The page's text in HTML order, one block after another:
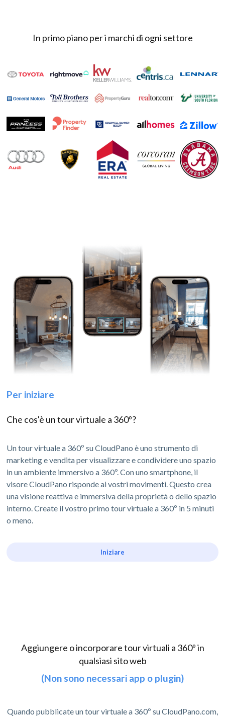
In primo piano per i marchi di ogni settore
Per iniziare
Che cos'è un tour virtuale a 360º?
Un tour virtuale a 360º su CloudPano è uno strumento di
marketing e vendita per visualizzare e condividere uno spazio
in un ambiente immersivo a 360º. Con uno smartphone, il
visore CloudPano risponde ai vostri movimenti. Questo crea
una visione reattiva e immersiva della proprietà o dello spazio
interno. Create il vostro primo tour virtuale a 360º in 5 minuti
o meno.
Iniziare
Aggiungere o incorporare tour virtuali a 360º in
qualsiasi sito web
(Non sono necessari app o plugin)
Quando pubblicate un tour virtuale a 360º su CloudPano.com,